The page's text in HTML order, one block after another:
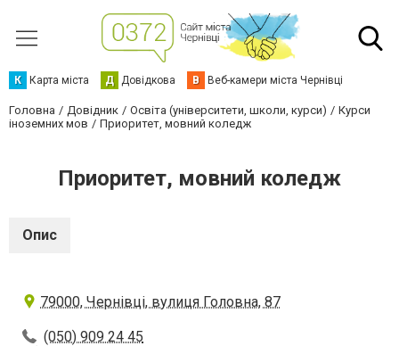
К Карта міста Д Довідкова В Веб-камери міста Чернівці
Головна Довідник Освіта (університети, школи, курси)
Курси
іноземних мов
Приоритет, мовний коледж
Приоритет, мовний коледж
Опис
79000, Чернівці, вулиця Головна, 87
(050) 909 24 45